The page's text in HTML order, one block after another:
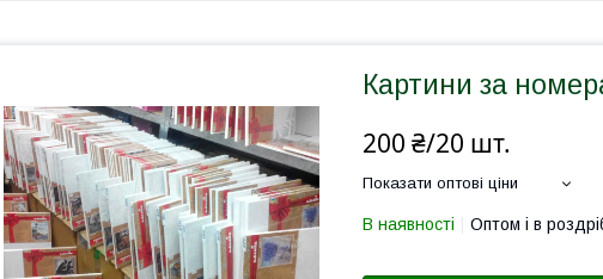
Картини за
200 ₴/20 шт.
Показати оптові ціни
В наявності Оптом і в